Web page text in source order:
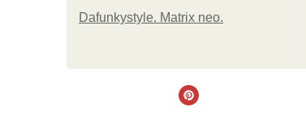
Dafunkystyle. Matrix neo.